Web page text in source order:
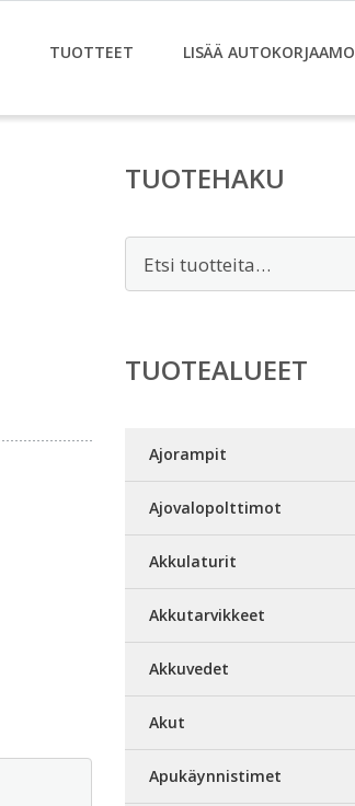
TUOTTEET LISÄÄ AUTOKORJAAMO
TUOTEHAKU
TUOTEALUEET
Ajorampit
Ajovalopolttimot
Akkulaturit
Akkutarvikkeet
Akkuvedet
Akut
Apukäynnistimet